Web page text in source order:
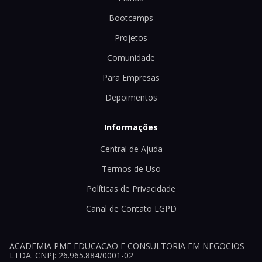
Bootcamps
Projetos
Comunidade
Para Empresas
Depoimentos
Informações
Central de Ajuda
Termos de Uso
Políticas de Privacidade
Canal de Contato LGPD
ACADEMIA PME EDUCACAO E CONSULTORIA EM NEGOCIOS
LTDA. CNPJ: 26.965.884/0001-02